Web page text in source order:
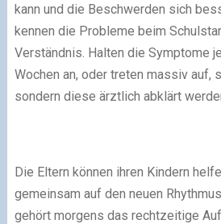
kann und die Beschwerden sich
kennen die Probleme beim
Verständnis. Halten die Symptome
Wochen an, oder treten massiv auf,
sondern diese ärztlich abklärt
Die Eltern können ihren Kindern
gemeinsam auf den neuen
gehört morgens das rechtzeitige